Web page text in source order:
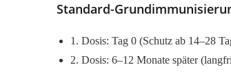
Standard-
1. Dosis: Tag 0 (Schutz ab 14–28
2. Dosis: 6–12 Monate später